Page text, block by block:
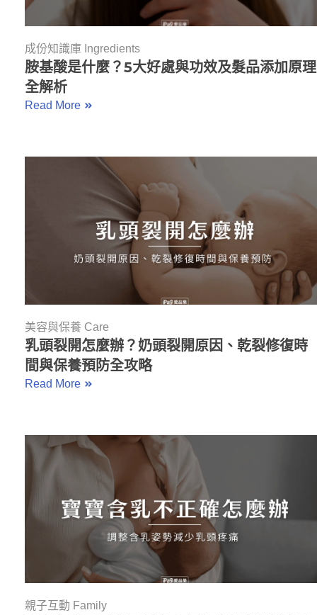
成份知識庫 Ingredients
胺基酸是什麼？5大好處與功效及髮品添加原理
全解析
Read More
美容與保養 Care
乳頭裂開怎麼辦？奶頭裂開原因、乾裂修復時
間與保養預防全攻略
Read More
親子互動 Family